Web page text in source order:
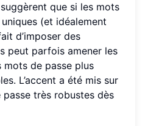
que si les mots
(et idéalement
d’imposer des
peut parfois amener les
mots de passe plus
L’accent a été mis sur
très robustes dès